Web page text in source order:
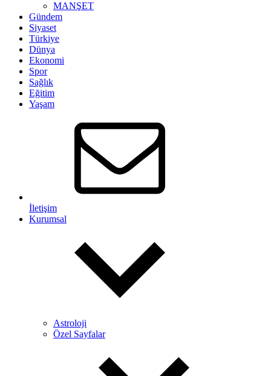
MANŞET
Gündem
Siyaset
Türkiye
Dünya
Ekonomi
Spor
Sağlık
Eğitim
Yaşam
İletişim
Kurumsal
Astroloji
Özel Sayfalar